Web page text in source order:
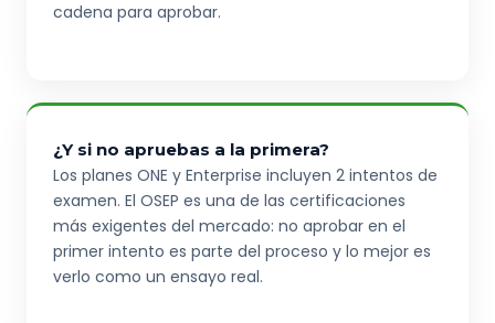
cadena para aprobar.
¿Y si no apruebas a la primera?
Los planes ONE y Enterprise incluyen 2 intentos de
examen. El OSEP es una de las certificaciones
más exigentes del mercado: no aprobar en el
primer intento es parte del proceso y lo mejor es
verlo como un ensayo real.